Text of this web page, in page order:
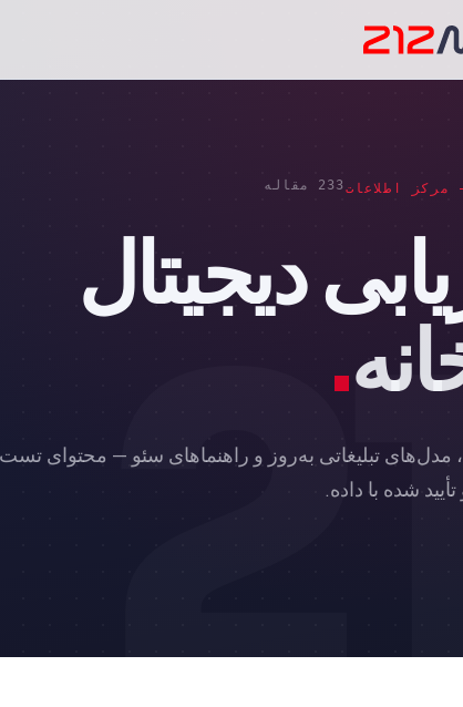
233 مقاله
دیجیتال
.
مدل‌های تبلیغاتی به‌روز و راهنماهای سئو — محتوای تست
شده با داده.